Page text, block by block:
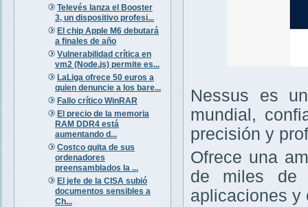
Televés lanza el Booster
3, un dispositivo profesi...
El chip Apple M6 debutará
a finales de año
Vulnerabilidad crítica en
vm2 (Node.js) permite es...
LaLiga ofrece 50 euros a
quien denuncie a los bare...
Fallo crítico WinRAR
El precio de la memoria
RAM DDR4 está
aumentando d...
Costco quita de sus
ordenadores
preensamblados la ...
El jefe de la CISA subió
documentos sensibles a
Ch...
Nessus es
mundial,
precisión y
Ofrece una
de miles de
aplicaciones y